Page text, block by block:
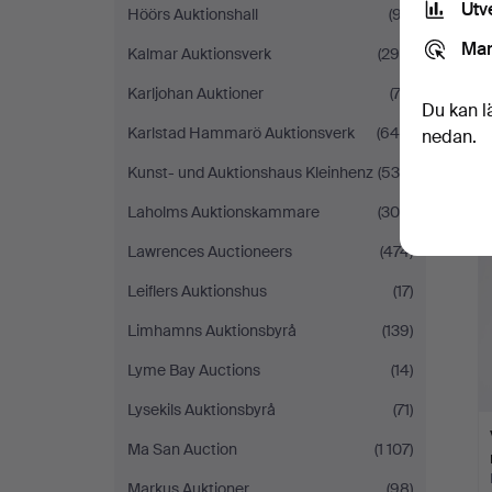
Höörs Auktionshall
(97)
Kalmar Auktionsverk
(294)
Karljohan Auktioner
(72)
Karlstad Hammarö Auktionsverk
(645)
Kunst- und Auktionshaus Kleinhenz (530)
Laholms Auktionskammare
(308)
Lawrences Auctioneers
(474)
Leiflers Auktionshus
(17)
Limhamns Auktionsbyrå
(139)
Lyme Bay Auctions
(14)
Lysekils Auktionsbyrå
(71)
Ma San Auction
(1 107)
Du kan
nedan.